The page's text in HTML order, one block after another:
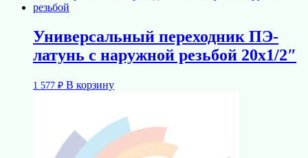
Универсальный переходник ПЭ-
латунь с наружной резьбой 20х1/2″
1 577 ₽ В корзину